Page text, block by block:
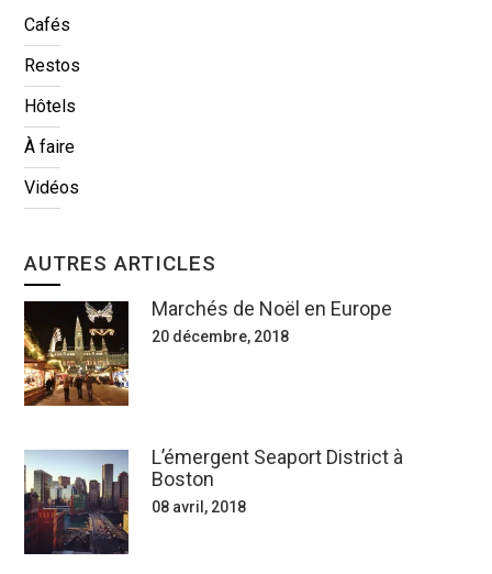
Cafés
Restos
Hôtels
À faire
Vidéos
AUTRES ARTICLES
Marchés de Noël en Europe
20 décembre, 2018
L’émergent Seaport District à
Boston
08 avril, 2018